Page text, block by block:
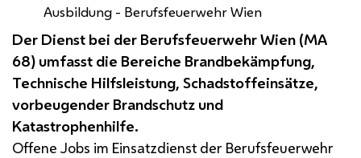
Ausbildung - Berufsfeuerwehr Wien
Der Dienst bei der Berufsfeuerwehr Wien (MA
68) umfasst die Bereiche Brandbekämpfung,
Technische Hilfsleistung, Schadstoffeinsätze,
vorbeugender Brandschutz und
Katastrophenhilfe.
Offene Jobs im Einsatzdienst der Berufsfeuerwehr